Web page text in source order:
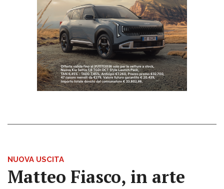
NUOVA USCITA
Matteo Fiasco, in arte